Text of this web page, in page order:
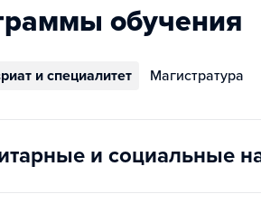
обучения
и специалитет Магистратура
и социальные